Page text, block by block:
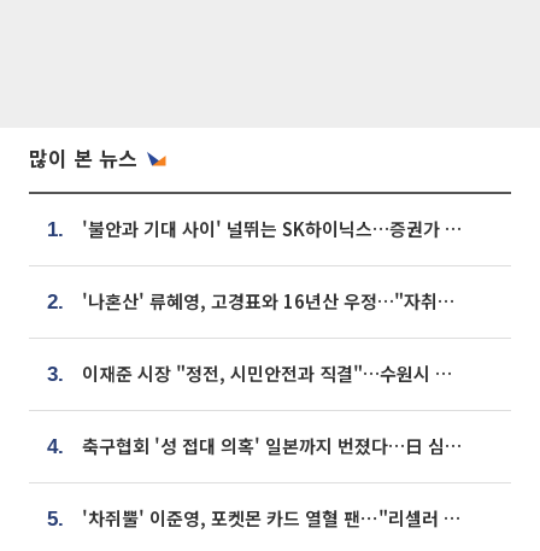
많이 본 뉴스
1. '불안과 기대 사이' 널뛰는 SK하이닉스…증권가 "HBM4·LTA 기반 펀터멘털 견고"
2. '나혼산' 류혜영, 고경표와 16년산 우정…"자취방서 부모님과 마주쳐"
3. 이재준 시장 "정전, 시민안전과 직결"…수원시 비상대응체계 가동
4. 축구협회 '성 접대 의혹' 일본까지 번졌다…日 심판 실명 공개
5. '차쥐뿔' 이준영, 포켓몬 카드 열혈 팬⋯"리셀러 처단할 것"